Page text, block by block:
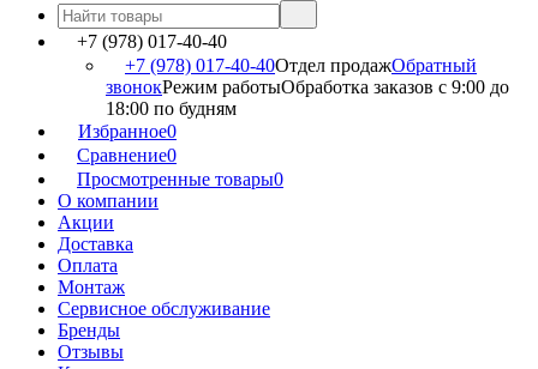
+7 (978) 017-40-40
+7 (978) 017-40-40Отдел продажОбратный
звонокРежим работыОбработка заказов с 9:00 до
18:00 по будням
Избранное0
Сравнение0
Просмотренные товары0
О компании
Акции
Доставка
Оплата
Монтаж
Сервисное обслуживание
Бренды
Отзывы